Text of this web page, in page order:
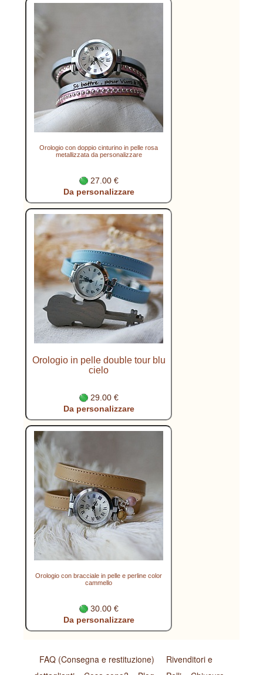
Orologio con doppio cinturino in pelle rosa
metallizzata da personalizzare
27.00 €
Da personalizzare
Orologio in pelle double tour blu
cielo
29.00 €
Da personalizzare
Orologio con bracciale in pelle e perline color
cammello
30.00 €
Da personalizzare
FAQ (Consegna e restituzione)
Rivenditori e